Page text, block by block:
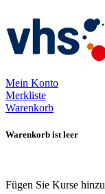
Mein Konto
Merkliste
Warenkorb
Warenkorb ist leer
Fügen Sie Kurse hinzu